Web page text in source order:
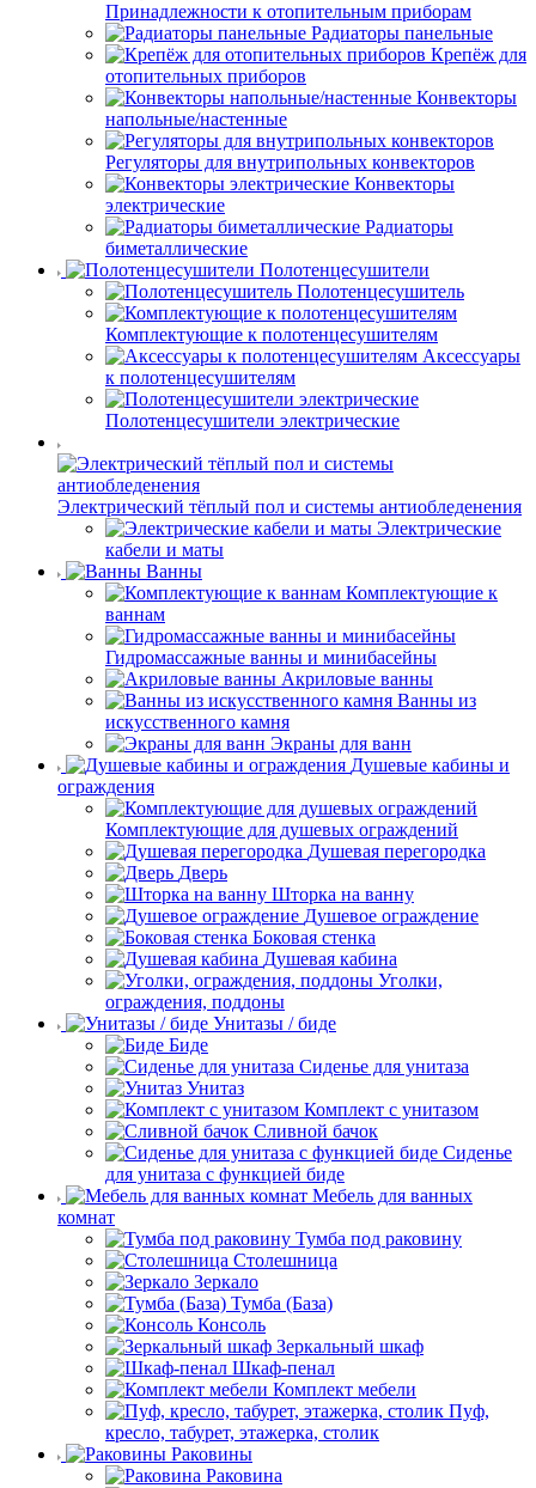
Принадлежности к отопительным приборам
Радиаторы панельные
Крепёж для
отопительных приборов
Конвекторы
напольные/настенные
Регуляторы для внутрипольных конвекторов
Конвекторы
электрические
Радиаторы
биметаллические
Полотенцесушители
Полотенцесушитель
Комплектующие к полотенцесушителям
Аксессуары
к полотенцесушителям
Полотенцесушители электрические
Электрический тёплый пол и системы антиобледенения
Электрические
кабели и маты
Ванны
Комплектующие к
ваннам
Гидромассажные ванны и минибасейны
Акриловые ванны
Ванны из
искусственного камня
Экраны для ванн
Душевые кабины и
ограждения
Комплектующие для душевых ограждений
Душевая перегородка
Дверь
Шторка на ванну
Душевое ограждение
Боковая стенка
Душевая кабина
Уголки,
ограждения, поддоны
Унитазы / биде
Биде
Сиденье для унитаза
Унитаз
Комплект с унитазом
Сливной бачок
Сиденье
для унитаза с функцией биде
Мебель для ванных
комнат
Тумба под раковину
Столешница
Зеркало
Тумба (База)
Консоль
Зеркальный шкаф
Шкаф-пенал
Комплект мебели
Пуф,
кресло, табурет, этажерка, столик
Раковины
Раковина